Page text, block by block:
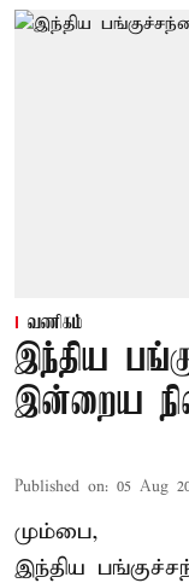
வணிகம்
இந்திய
இன்றைய
Published on: 05 Aug
மும்பை,
இந்திய